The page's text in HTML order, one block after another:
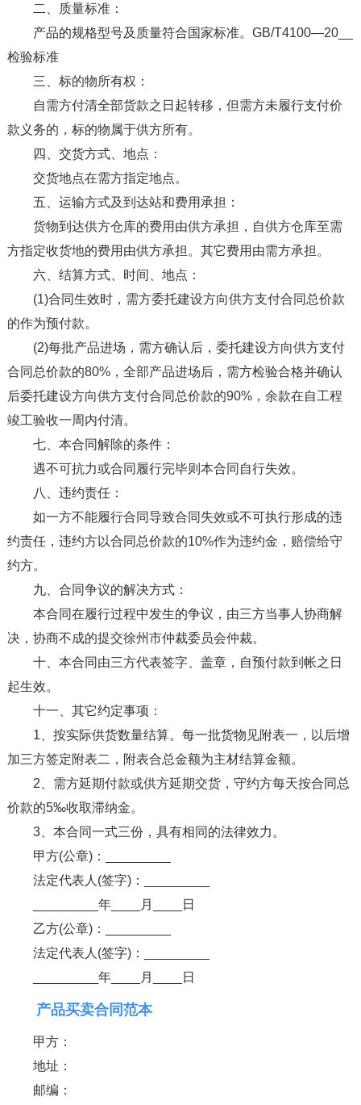
二、质量标准：
产品的规格型号及质量符合国家标准。GB/T4100—20__
检验标准
三、标的物所有权：
自需方付清全部货款之日起转移，但需方未履行支付价
款义务的，标的物属于供方所有。
四、交货方式、地点：
交货地点在需方指定地点。
五、运输方式及到达站和费用承担：
货物到达供方仓库的费用由供方承担，自供方仓库至需
方指定收货地的费用由供方承担。其它费用由需方承担。
六、结算方式、时间、地点：
(1)合同生效时，需方委托建设方向供方支付合同总价款
的作为预付款。
(2)每批产品进场，需方确认后，委托建设方向供方支付
合同总价款的80%，全部产品进场后，需方检验合格并确认
后委托建设方向供方支付合同总价款的90%，余款在自工程
竣工验收一周内付清。
七、本合同解除的条件：
遇不可抗力或合同履行完毕则本合同自行失效。
八、违约责任：
如一方不能履行合同导致合同失效或不可执行形成的违
约责任，违约方以合同总价款的10%作为违约金，赔偿给守
约方。
九、合同争议的解决方式：
本合同在履行过程中发生的争议，由三方当事人协商解
决，协商不成的提交徐州市仲裁委员会仲裁。
十、本合同由三方代表签字、盖章，自预付款到帐之日
起生效。
十一、其它约定事项：
1、按实际供货数量结算。每一批货物见附表一，以后增
加三方签定附表二，附表合总金额为主材结算金额。
2、需方延期付款或供方延期交货，守约方每天按合同总
价款的5‰收取滞纳金。
3、本合同一式三份，具有相同的法律效力。
甲方(公章)：_________
法定代表人(签字)：_________
_________年____月____日
乙方(公章)：_________
法定代表人(签字)：_________
_________年____月____日
产品买卖合同范本
甲方：
地址：
邮编：